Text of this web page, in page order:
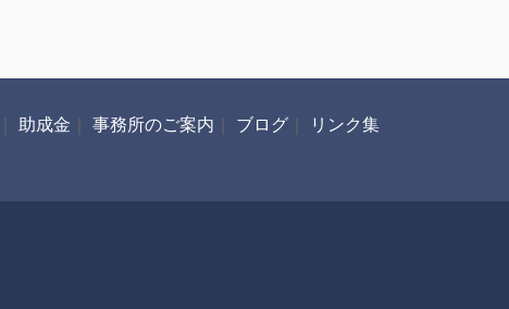
助成金 事務所のご案内 ブログ
リンク集